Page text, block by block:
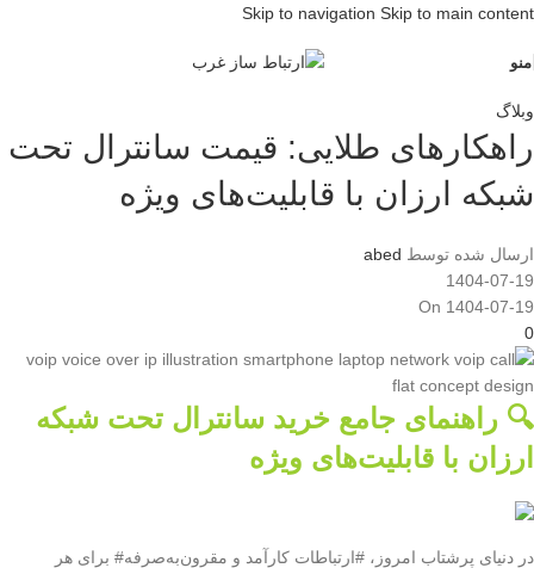
Skip to navigation Skip to main content
منو
وبلاگ
راهکارهای طلایی: قیمت سانترال تحت
شبکه ارزان با قابلیت‌های ویژه
ارسال شده توسط abed
1404-07-19
On 1404-07-19
0
🔍 راهنمای جامع خرید سانترال تحت شبکه
ارزان با قابلیت‌های ویژه
در دنیای پرشتاب امروز، #ارتباطات کارآمد و مقرون‌به‌صرفه# برای هر